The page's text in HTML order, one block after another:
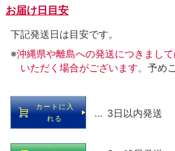
お届け日目安
下記発送日は目安です。
※沖縄県や離島への発送につきまし
いただく場合がございます。 予め
カートに入
れる
… 3日以内発送